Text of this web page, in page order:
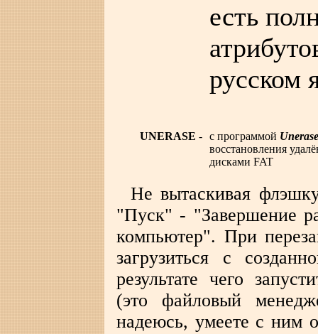
есть
русском
UNERASE - c программой Unerase
восстановления
дисками FAT
Не вытаскивая
"Пуск" - "Завершение
компьютер". При
загрузиться с
результате чего
(это файловый
надеюсь, умеете с ним